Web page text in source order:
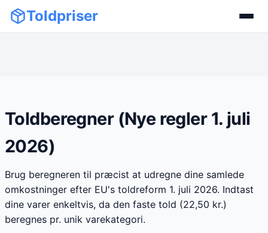
Toldpriser
Toldberegner (Nye regler 1. juli
2026)
Brug beregneren til præcist at udregne dine samlede
omkostninger efter EU's toldreform 1. juli 2026. Indtast
dine varer enkeltvis, da den faste told (22,50 kr.)
beregnes pr. unik varekategori.